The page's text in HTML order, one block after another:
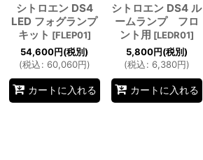
シトロエン DS4
LED フォグランプ
キット [FLEP01]
54,600円(税別)
(税込: 60,060円)
カートに入れる
シトロエン DS4 ル
ームランプ フロ
ント用 [LEDR01]
5,800円(税別)
(税込: 6,380円)
カートに入れる